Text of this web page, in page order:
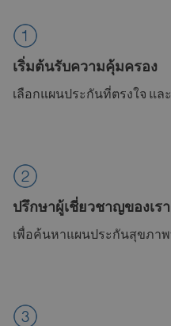
เริ่มต้นรับความคุ้มครอง
เลือกแผนประกันที่ตรงใจ แ
ปรึกษาผู้เชี่ยวชาญของเรา
เพื่อค้นหาแผนประกันสุขภาพ